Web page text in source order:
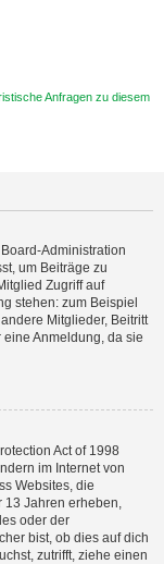
Anfragen zu diesem
Administration
um Beiträge zu
Zugriff auf
stehen: zum Beispiel
Mitglieder, Beitritt
Anmeldung, da sie
Act of 1998
im Internet von
Websites, die
13 Jahren erheben,
oder der
bist, ob dies auf dich
zutrifft, ziehe einen